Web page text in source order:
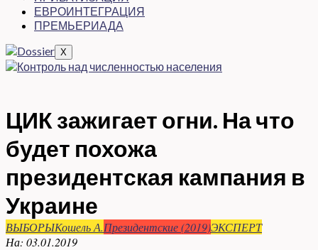
ЕВРОИНТЕГРАЦИЯ
ПРЕМЬЕРИАДА
X
ЦИК зажигает огни. На что
будет похожа
президентская кампания в
Украине
ВЫБОРЫКошель А.Президентские (2019)ЭКСПЕРТ
На: 03.01.2019